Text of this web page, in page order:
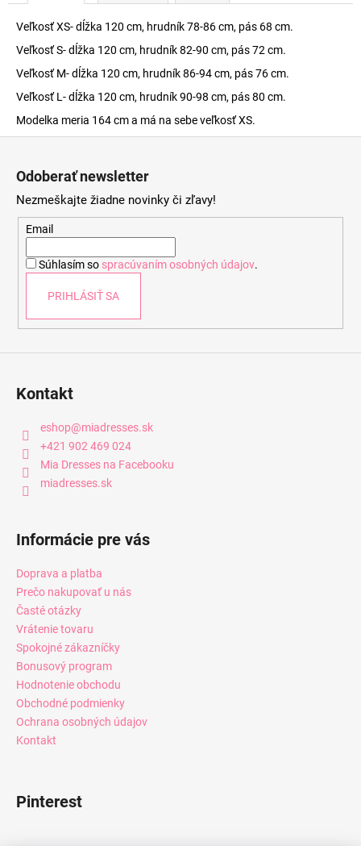
Veľkosť XS- dĺžka 120 cm, hrudník 78-86 cm, pás 68 cm.
Veľkosť S- dĺžka 120 cm, hrudník 82-90 cm, pás 72 cm.
Veľkosť M- dĺžka 120 cm, hrudník 86-94 cm, pás 76 cm.
Veľkosť L- dĺžka 120 cm, hrudník 90-98 cm, pás 80 cm.
Modelka meria 164 cm a má na sebe veľkosť XS.
Odoberať newsletter
Nezmeškajte žiadne novinky či zľavy!
Email
Súhlasím so spracúvaním osobných údajov.
PRIHLÁSIŤ SA
Kontakt
eshop@miadresses.sk
+421 902 469 024
Mia Dresses na Facebooku
miadresses.sk
Informácie pre vás
Doprava a platba
Prečo nakupovať u nás
Časté otázky
Vrátenie tovaru
Spokojné zákazníčky
Bonusový program
Hodnotenie obchodu
Obchodné podmienky
Ochrana osobných údajov
Kontakt
Pinterest